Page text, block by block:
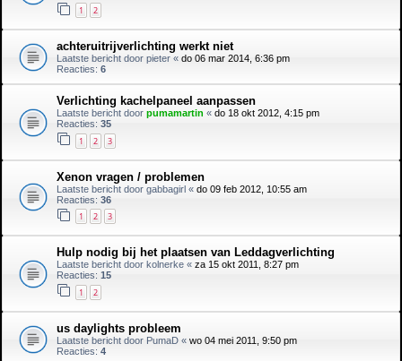
1 2
achteruitrijverlichting werkt niet
Laatste bericht door pieter « do 06 mar 2014, 6:36 pm
Reacties: 6
Verlichting kachelpaneel aanpassen
Laatste bericht door pumamartin « do 18 okt 2012, 4:15 pm
Reacties: 35
1 2 3
Xenon vragen / problemen
Laatste bericht door gabbagirl « do 09 feb 2012, 10:55 am
Reacties: 36
1 2 3
Hulp nodig bij het plaatsen van Leddagverlichting
Laatste bericht door kolnerke « za 15 okt 2011, 8:27 pm
Reacties: 15
1 2
us daylights probleem
Laatste bericht door PumaD « wo 04 mei 2011, 9:50 pm
Reacties: 4